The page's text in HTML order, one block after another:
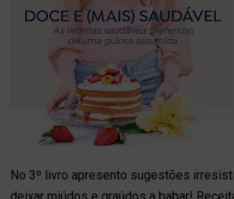
No 3º livro apresento sugestões
deixar miúdos e graúdos a babar!